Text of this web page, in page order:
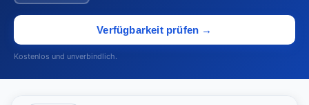
Verfügbarkeit prüfen →
Kostenlos und unverbindlich.